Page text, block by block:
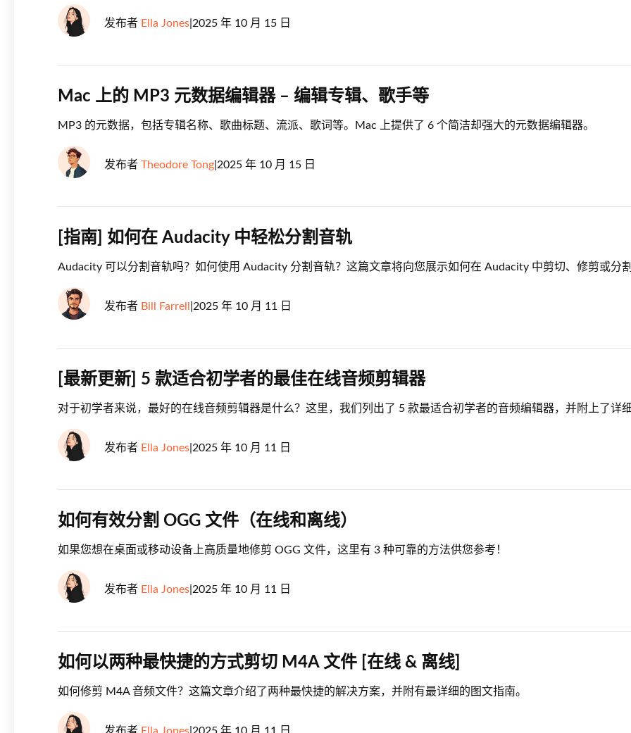
发布者 Ella Jones 2025 年 10 月 15 日
Mac 上的 MP3 元数据编辑器 – 编辑专辑、歌手等
MP3 的元数据，包括专辑名称、歌曲标题、流派、歌词等。Mac 上提供了 6 个简洁却强大的元数据编辑器。
发布者 Theodore Tong 2025 年 10 月 15 日
[指南] 如何在 Audacity 中轻松分割音轨
Audacity 可以分割音轨吗？如何使用 Audacity 分割音轨？这篇文章将向您展示如何在 Audacity 中剪切、修剪或分割
发布者 Bill Farrell 2025 年 10 月 11 日
[最新更新] 5 款适合初学者的最佳在线音频剪辑器
对于初学者来说，最好的在线音频剪辑器是什么？这里，我们列出了 5 款最适合初学者的音频编辑器，并附上了详细
发布者 Ella Jones 2025 年 10 月 11 日
如何有效分割 OGG 文件（在线和离线）
如果您想在桌面或移动设备上高质量地修剪 OGG 文件，这里有 3 种可靠的方法供您参考！
发布者 Ella Jones 2025 年 10 月 11 日
如何以两种最快捷的方式剪切 M4A 文件 [在线 & 离线]
如何修剪 M4A 音频文件？这篇文章介绍了两种最快捷的解决方案，并附有最详细的图文指南。